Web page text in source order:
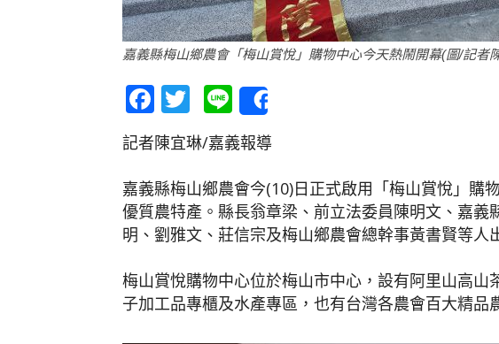
嘉義縣梅山鄉農會「梅山賞悅」購物中心今天熱鬧開幕(圖/記者
Facebook
Twitter
Line
記者陳宜琳/嘉義報導
嘉義縣梅山鄉農會今(10)日正式啟用「梅山賞悅」購
優質農特產。縣長翁章梁、前立法委員陳明文、嘉義
明、劉雅文、莊信宗及梅山鄉農會總幹事黃書賢等人
梅山賞悅購物中心位於梅山市中心，設有阿里山高山
子加工品專櫃及水產專區，也有台灣各農會百大精品